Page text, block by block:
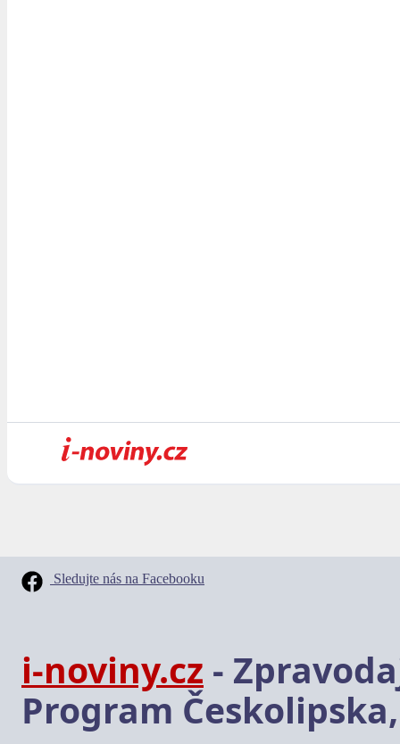
Sledujte nás na Facebooku
i-noviny.cz -
Program